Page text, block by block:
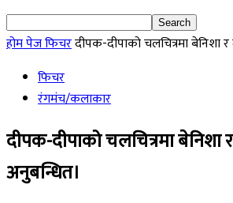
होम पेजफिचरदीपक-दीपाको चलचित्रमा बेनिशा
फिचर
रंगमंच/कलाकार
दीपक-दीपाको चलचित्रमा बेनिशा
अनुबन्धित।